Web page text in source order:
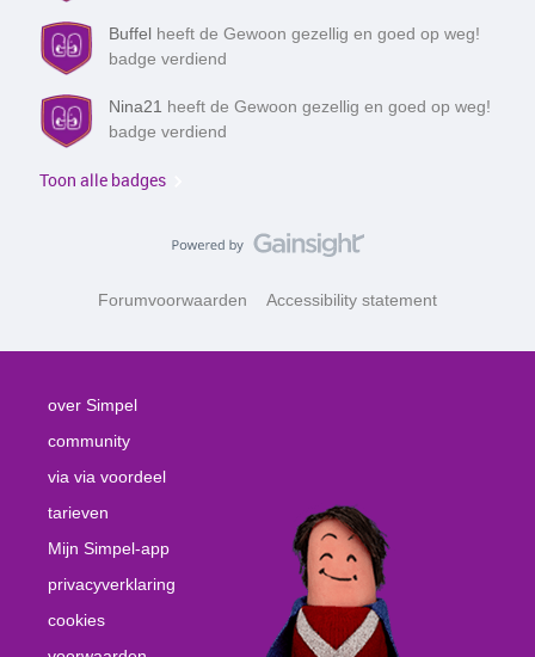
Buffel heeft de Gewoon gezellig en goed op weg!
badge verdiend
Nina21 heeft de Gewoon gezellig en goed op weg!
badge verdiend
Toon alle badges
Forumvoorwaarden Accessibility statement
over Simpel
community
via via voordeel
tarieven
Mijn Simpel-app
privacyverklaring
cookies